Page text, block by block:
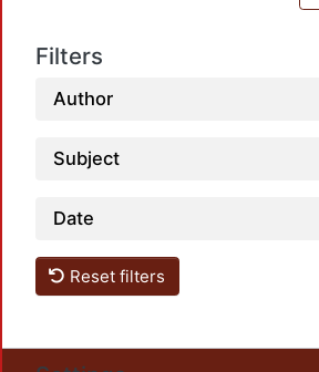
Filters
Author
Subject
Date
Reset filters